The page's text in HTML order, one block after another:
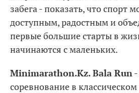
забега - показать, что спорт
доступным, радостным и
первые большие старты в
начинаются с маленьких.
Minimarathon.Kz. Bala Run
соревнование в